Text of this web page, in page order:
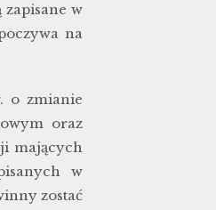
w
na
o zmianie
oraz
mających
w
zostać